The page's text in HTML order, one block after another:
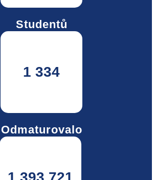
Studentů
1 334
Odmaturovalo